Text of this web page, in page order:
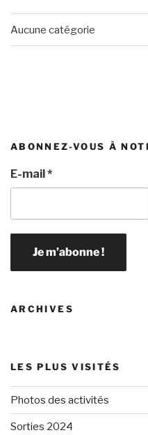
Aucune catégorie
ABONNEZ-VOUS À
E-mail*
ARCHIVES
LES PLUS VISITÉS
Photos des activités
Sorties 2024